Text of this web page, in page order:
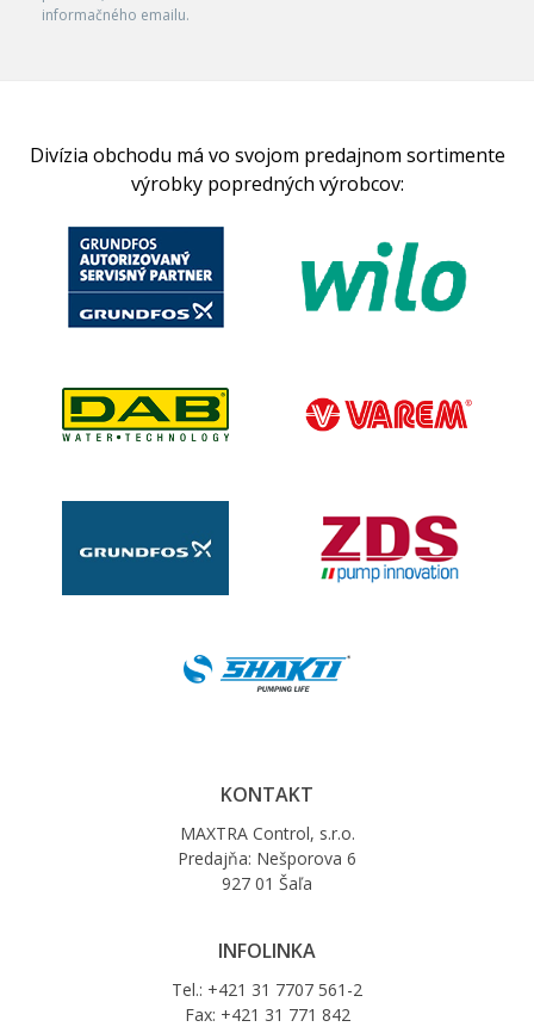
informačného emailu.
Divízia obchodu má vo svojom predajnom sortimente
výrobky popredných výrobcov:
KONTAKT
MAXTRA Control, s.r.o.
Predajňa: Nešporova 6
927 01 Šaľa
INFOLINKA
Tel.: +421 31 7707 561-2
Fax: +421 31 771 842